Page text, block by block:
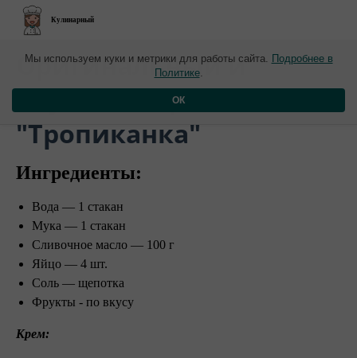
Кулинарный
​Оригинальный и
вкусный торт
"Тропиканка"
Ингредиенты:
Вода — 1 стакан
Мука — 1 стакан
Сливочное масло — 100 г
Яйцо — 4 шт.
Соль — щепотка
Фрукты - по вкусу
Крем:
Мы используем куки и метрики для работы сайта. Подробнее в
Политике.
ОК